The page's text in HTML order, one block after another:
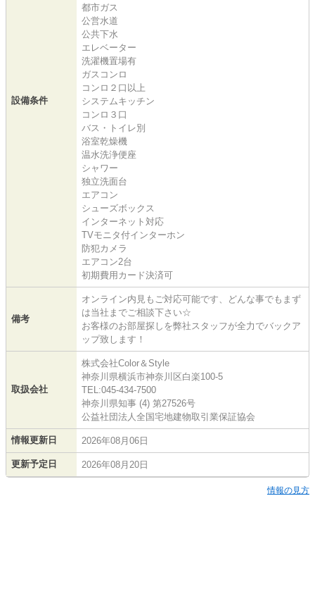
設備条件
都市ガス
公営水道
公共下水
エレベーター
洗濯機置場有
ガスコンロ
コンロ２口以上
システムキッチン
コンロ３口
バス・トイレ別
浴室乾燥機
温水洗浄便座
シャワー
独立洗面台
エアコン
シューズボックス
インターネット対応
TVモニタ付インターホン
防犯カメラ
エアコン2台
初期費用カード決済可
備考
オンライン内見もご対応可能です、どんな事でもまず
は当社までご相談下さい☆
お客様のお部屋探しを弊社スタッフが全力でバックア
ップ致します！
取扱会社
株式会社Color＆Style
神奈川県横浜市神奈川区白楽100-5
TEL:045-434-7500
神奈川県知事 (4) 第27526号
公益社団法人全国宅地建物取引業保証協会
情報更新日 2026年08月06日
更新予定日 2026年08月20日
情報の見方